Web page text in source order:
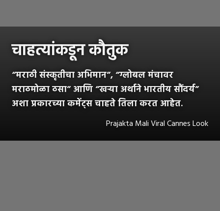
चाहत्यांकडून कौतुक
“मराठी संस्कृतीचा अभिमान”, “ग्लोबल मंचावर
मराठमोळा ठसा” आणि “खऱ्या अर्थाने भारतीय सौंदर्य”
अशा प्रकारच्या कमेंट्स चाहते तिला करत आहेत.
Prajakta Mali Viral Cannes Look